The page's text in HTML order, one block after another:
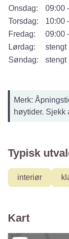
Onsdag:
09:00
Torsdag:
10:00
Fredag:
09:00
Lørdag:
stengt
Søndag:
stengt
Merk:
høytider. Sjekk
Typisk
interiør
Kart